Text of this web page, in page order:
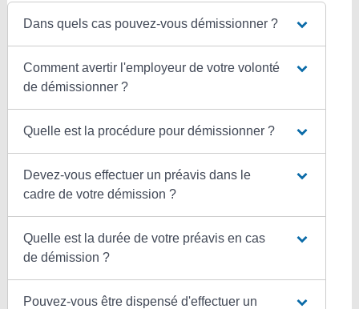
Dans quels cas pouvez-vous démissionner ?
Comment avertir l'employeur de votre volonté
de démissionner ?
Quelle est la procédure pour démissionner ?
Devez-vous effectuer un préavis dans le
cadre de votre démission ?
Quelle est la durée de votre préavis en cas
de démission ?
Pouvez-vous être dispensé d'effectuer un